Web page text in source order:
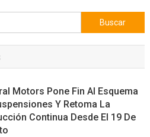
Buscar:
Motors Pone Fin Al Esquema
Y Retoma La
Continua Desde El 19 De